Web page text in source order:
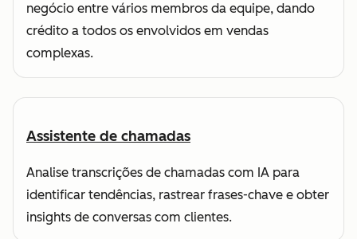
negócio entre vários membros da equipe, dando
crédito a todos os envolvidos em vendas
complexas.
Assistente de chamadas
Analise transcrições de chamadas com IA para
identificar tendências, rastrear frases-chave e obter
insights de conversas com clientes.